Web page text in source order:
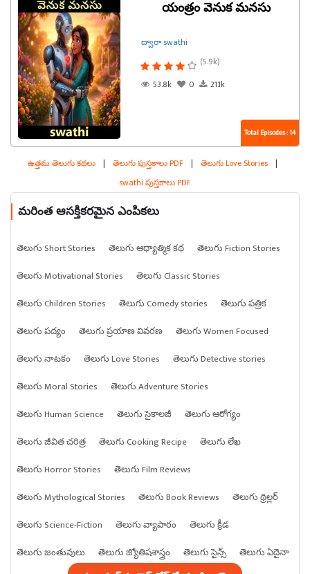
యంత్రం వెనుక మనసు
ద్వారా swathi
(5.9k)
53.8k
0 21.1k
Total Episodes : 14
ఉత్తమ తెలుగు కథలు | తెలుగు పుస్తకాలు PDF | తెలుగు Love Stories |
swathi పుస్తకాలు PDF
మరింత ఆసక్తికరమైన ఎంపికలు
తెలుగు Short Stories తెలుగు ఆధ్యాత్మిక కథ
తెలుగు Fiction Stories
తెలుగు Motivational Stories
తెలుగు Classic Stories
తెలుగు Children Stories
తెలుగు Comedy stories
తెలుగు పత్రిక
తెలుగు పద్యం
తెలుగు ప్రయాణ వివరణ
తెలుగు Women Focused
తెలుగు నాటకం
తెలుగు Love Stories
తెలుగు Detective stories
తెలుగు Moral Stories
తెలుగు Adventure Stories
తెలుగు Human Science
తెలుగు సైకాలజీ
తెలుగు ఆరోగ్యం
తెలుగు జీవిత చరిత్ర
తెలుగు Cooking Recipe
తెలుగు లేఖ
తెలుగు Horror Stories
తెలుగు Film Reviews
తెలుగు Mythological Stories
తెలుగు Book Reviews
తెలుగు థ్రిల్లర్
తెలుగు Science-Fiction
తెలుగు వ్యాపారం
తెలుగు క్రీడ
తెలుగు జంతువులు
తెలుగు జ్యోతిషశాస్త్రం తెలుగు సైన్స్
తెలుగు ఏదైనా